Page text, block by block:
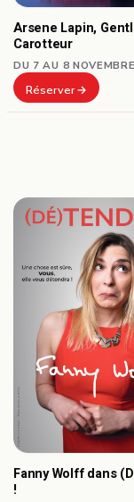
Arsene Lapin,
Carotteur
DU 7 AU 8 NOVEMBRE
Réserver
Fanny Wolff dans
!